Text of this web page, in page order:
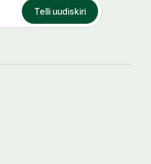
Telli uudiskiri